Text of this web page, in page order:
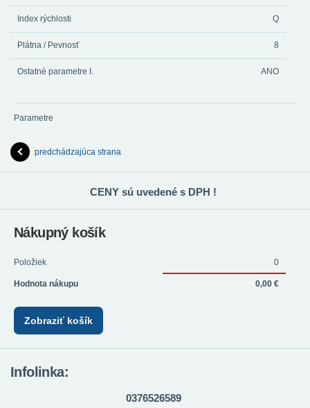
Index rýchlosti Q
Plátna / Pevnosť 8
Ostatné parametre I. ANO
Parametre
predchádzajúca strana
CENY sú uvedené s DPH !
Nákupný košík
Položiek 0
Hodnota nákupu 0,00 €
Zobraziť košík
Infolinka:
0376526589